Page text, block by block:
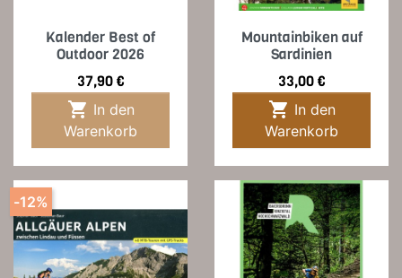
Kalender Best of
Outdoor 2026
Preis
37,90 €

Warenkorb
Mountainbiken auf
Sardinien
Preis
33,00 €

Warenkorb
-12%